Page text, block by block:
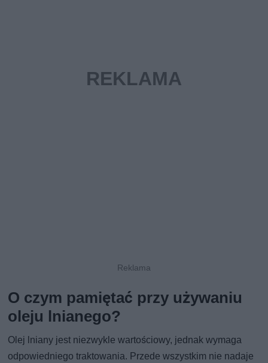
O czym pamiętać przy używaniu
oleju lnianego?
Olej lniany jest niezwykle wartościowy, jednak wymaga
odpowiedniego traktowania. Przede wszystkim nie nadaje